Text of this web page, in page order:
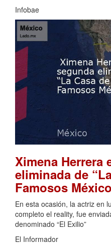
Infobae
Ximena Herrera
eliminada de
Famosos
En esta ocasión, la actriz en
completo el reality, fue
denominado “El Exilio”
El Informador